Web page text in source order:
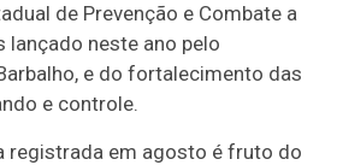
de Prevenção e Combate a
lançado neste ano pelo
e do fortalecimento das
e controle.
registrada em agosto é fruto do